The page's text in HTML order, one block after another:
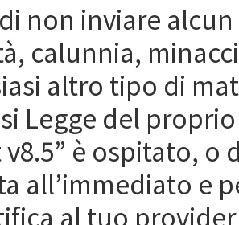
non inviare
calunnia,
altro tipo di
Legge del
v8.5” è ospitato, o
all’immediato e
al tuo